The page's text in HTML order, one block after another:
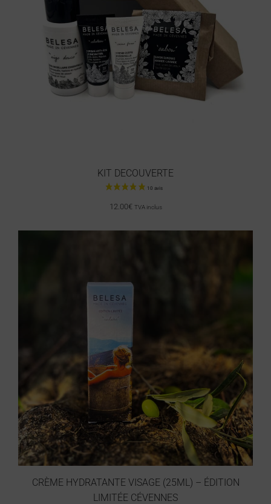
KIT DECOUVERTE
12.00€ TVA inclus
CRÈME HYDRATANTE VISAGE (25ML) – ÉDITION
LIMITÉE CÉVENNES